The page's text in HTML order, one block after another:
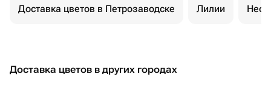
Доставка цветов в Петрозаводске Лилии
Доставка цветов в других городах